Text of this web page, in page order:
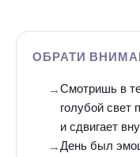
ОБРАТИ
Смотришь в
голубой свет
и сдвигает
День был